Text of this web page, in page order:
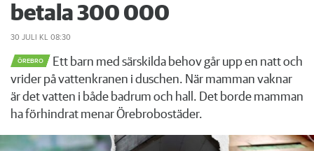
betala 300 000
30 JULI KL 08:30
ÖREBRO
Ett barn med särskilda behov går upp en natt och
vrider på vattenkranen i duschen. När mamman vaknar
är det vatten i både badrum och hall. Det borde mamman
ha förhindrat menar Örebrobostäder.